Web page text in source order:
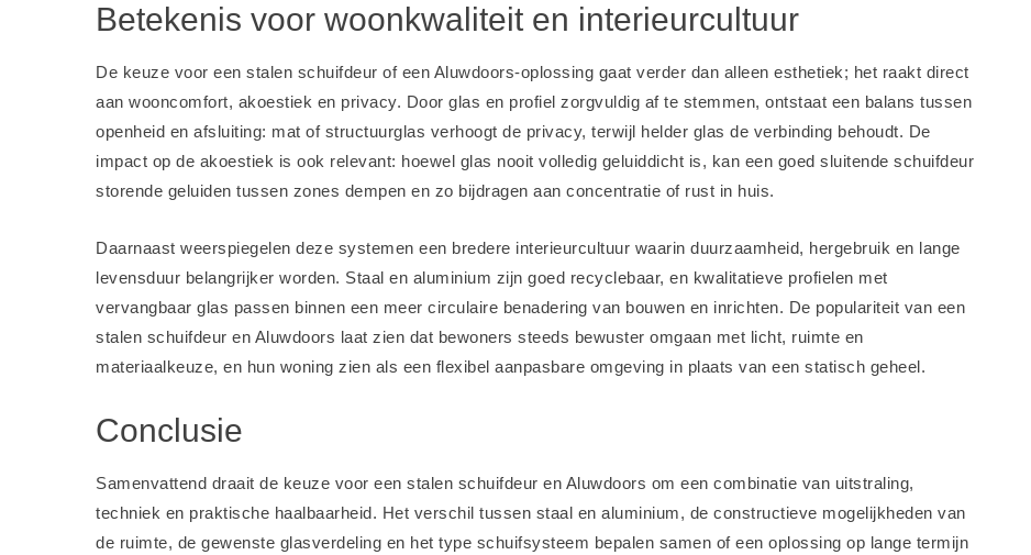
Betekenis voor woonkwaliteit en interieurcultuur
De keuze voor een stalen schuifdeur of een Aluwdoors-oplossing gaat verder dan alleen esthetiek; het raakt direct
aan wooncomfort, akoestiek en privacy. Door glas en profiel zorgvuldig af te stemmen, ontstaat een balans tussen
openheid en afsluiting: mat of structuurglas verhoogt de privacy, terwijl helder glas de verbinding behoudt. De
impact op de akoestiek is ook relevant: hoewel glas nooit volledig geluiddicht is, kan een goed sluitende schuifdeur
storende geluiden tussen zones dempen en zo bijdragen aan concentratie of rust in huis.
Daarnaast weerspiegelen deze systemen een bredere interieurcultuur waarin duurzaamheid, hergebruik en lange
levensduur belangrijker worden. Staal en aluminium zijn goed recyclebaar, en kwalitatieve profielen met
vervangbaar glas passen binnen een meer circulaire benadering van bouwen en inrichten. De populariteit van een
stalen schuifdeur en Aluwdoors laat zien dat bewoners steeds bewuster omgaan met licht, ruimte en
materiaalkeuze, en hun woning zien als een flexibel aanpasbare omgeving in plaats van een statisch geheel.
Conclusie
Samenvattend draait de keuze voor een stalen schuifdeur en Aluwdoors om een combinatie van uitstraling,
techniek en praktische haalbaarheid. Het verschil tussen staal en aluminium, de constructieve mogelijkheden van
de ruimte, de gewenste glasverdeling en het type schuifsysteem bepalen samen of een oplossing op lange termijn